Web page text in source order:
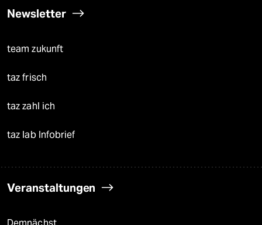
Newsletter
team zukunft
taz frisch
taz zahl ich
taz lab Infobrief
Veranstaltungen